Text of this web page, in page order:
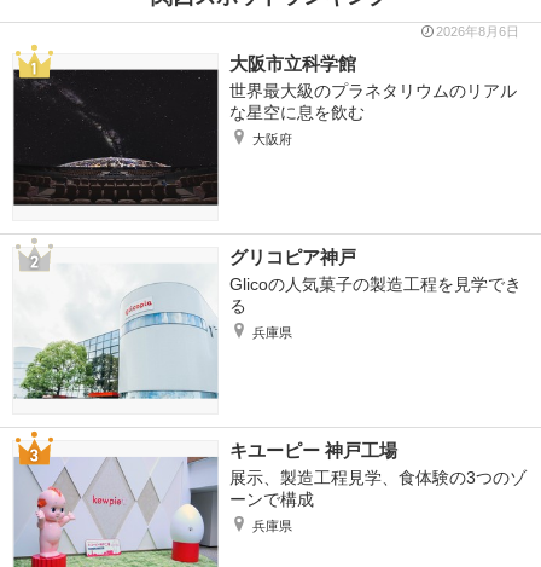
2026年8月6日
大阪市立科学館
世界最大級のプラネタリウムのリアル
な星空に息を飲む
大阪府
グリコピア神戸
Glicoの人気菓子の製造工程を見学でき
る
兵庫県
キユーピー 神戸工場
展示、製造工程見学、食体験の3つのゾ
ーンで構成
兵庫県